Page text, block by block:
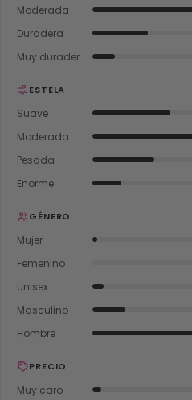
Moderada
Duradera
Muy duradera
ESTELA
Suave
Moderada
Pesada
Enorme
GÉNERO
Mujer
Femenino
Unisex
Masculino
Hombre
PRECIO
Muy caro